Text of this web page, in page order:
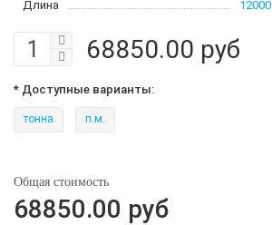
Длина
12000
68850.00 руб
* Доступные варианты:
тонна п.м.
Общая стоимость
68850.00 руб